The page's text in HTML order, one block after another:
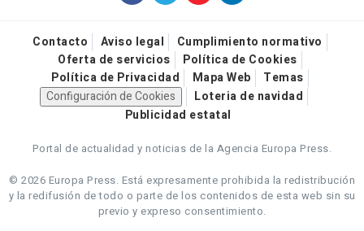
Contacto Aviso legal
Cumplimiento normativo
Oferta de servicios
Política de Cookies
Política de Privacidad
Mapa Web
Temas
Configuración de Cookies
Loteria de navidad
Publicidad estatal
Portal de actualidad y noticias de la Agencia Europa Press.
© 2026 Europa Press. Está expresamente prohibida la redistribución
y la redifusión de todo o parte de los contenidos de esta web sin su
previo y expreso consentimiento.